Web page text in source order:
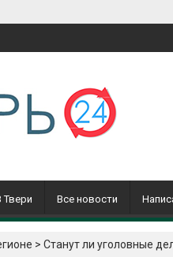
Твери Все новости
> Станут ли уголовные